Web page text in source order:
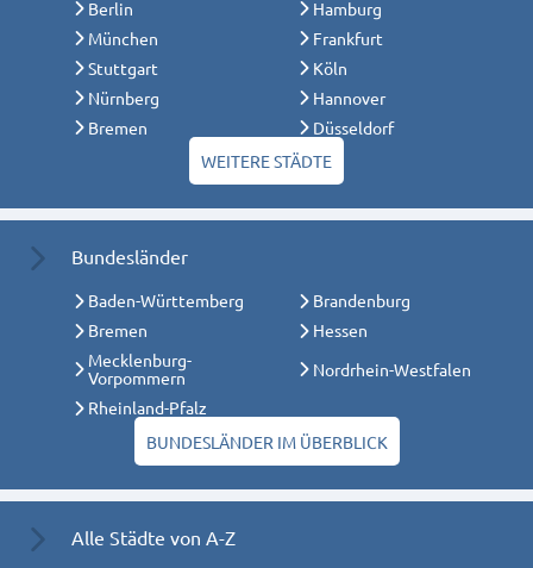
Berlin
Hamburg
München
Frankfurt
Stuttgart
Köln
Nürnberg
Hannover
Bremen
Düsseldorf
WEITERE STÄDTE
Bundesländer
Baden-Württemberg
Brandenburg
Bremen
Hessen
Mecklenburg-
Vorpommern
Nordrhein-Westfalen
Rheinland-Pfalz
BUNDESLÄNDER IM ÜBERBLICK
Alle Städte von A-Z